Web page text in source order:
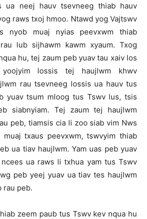
ua neej hauv tsevneeg thiab hauv
raws txoj hmoo. Ntawd yog Vajtswv
nyob muaj nyias peevxwm thiab
lub sijhawm kawm xyaum. Txog
hu, tej zaum peb yuav tau xaiv los
lossis tej haujlwm khwv
rau tsevneeg lossis ua hauv tus
yuav tsum mloog tus Tswv lus, tsis
siabnyiam. Tej zaum tej haujlwm
peb, tiamsis cia li zoo siab vim Nws
txaus peevxwm, tswvyim thiab
ua tiav haujlwm. Yam uas peb yuav
ua raws li txhua yam tus Tswv
peb yeej yuav ua tiav tes haujlwm
rau peb.
zeem paub tus Tswv kev nqua hu